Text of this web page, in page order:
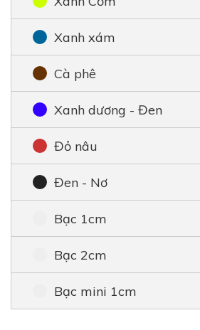
Xanh xám
Cà phê
Xanh dương - Đen
Đỏ nâu
Đen - Nơ
Bạc 1cm
Bạc 2cm
Bạc mini 1cm